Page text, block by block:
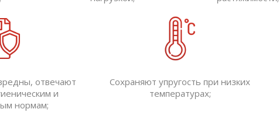
отвечают
и
нормам;
Сохраняют упругость при низких
температурах;